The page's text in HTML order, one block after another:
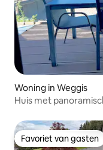
Woning in Weggis
Huis met
Favoriet van gasten
Favoriet van gasten